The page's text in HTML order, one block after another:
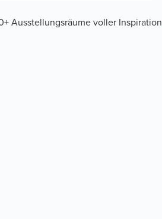
Ausstellungsräume voller Inspiration